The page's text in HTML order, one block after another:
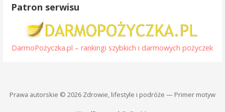
Patron serwisu
DarmoPożyczka.pl – rankingi szybkich i darmowych pożyczek
Prawa autorskie © 2026 Zdrowie, lifestyle i podróże — Primer motyw